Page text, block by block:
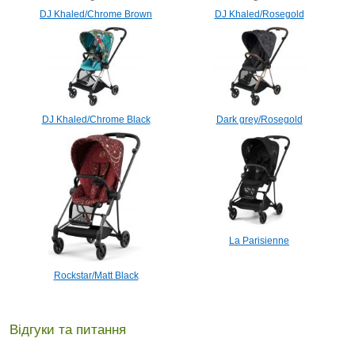
DJ Khaled/Chrome Brown DJ Khaled/Rosegold
DJ Khaled/Chrome Black Dark grey/Rosegold
Rockstar/Matt Black
La Parisienne
Відгуки та питання